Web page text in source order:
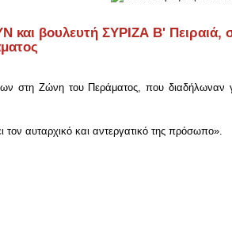
και βουλευτή ΣΥΡΙΖΑ Β' Πειραιά,
στη Ζώνη του Περάματος, που διαδήλωναν
τον αυταρχικό και αντεργατικό της πρόσωπο».